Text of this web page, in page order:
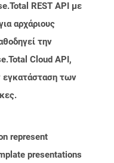
REST API με
αρχάριους
την
Cloud API,
εγκατάσταση των
represent
presentations